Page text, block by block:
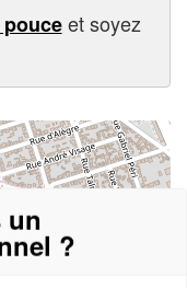
et soyez
un
?